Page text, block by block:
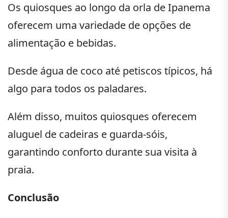
Os quiosques ao longo da orla de Ipanema
oferecem uma variedade de opções de
alimentação e bebidas.
Desde água de coco até petiscos típicos, há
algo para todos os paladares.
Além disso, muitos quiosques oferecem
aluguel de cadeiras e guarda-sóis,
garantindo conforto durante sua visita à
praia.
Conclusão